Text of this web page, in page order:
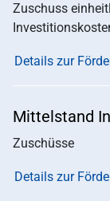
Zuschuss
Details zur
Mittelstand
Zuschüsse
Details zur